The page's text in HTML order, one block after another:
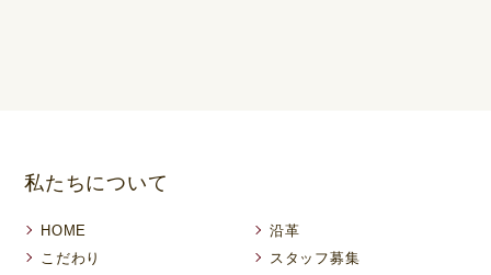
私たちについて
HOME
こだわり
沿革
スタッフ募集